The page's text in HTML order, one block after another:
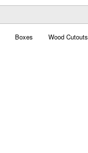
Boxes Wood Cutouts